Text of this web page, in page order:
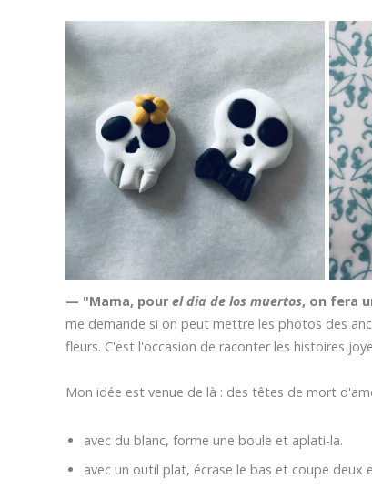
— "Mama, pour el dia de los muertos, on fera
me demande si on peut mettre les photos des
fleurs. C'est l'occasion de raconter les histoires
Mon idée est venue de là : des têtes de mort
avec du blanc, forme une boule et aplati-la.
avec un outil plat, écrase le bas et coupe deux